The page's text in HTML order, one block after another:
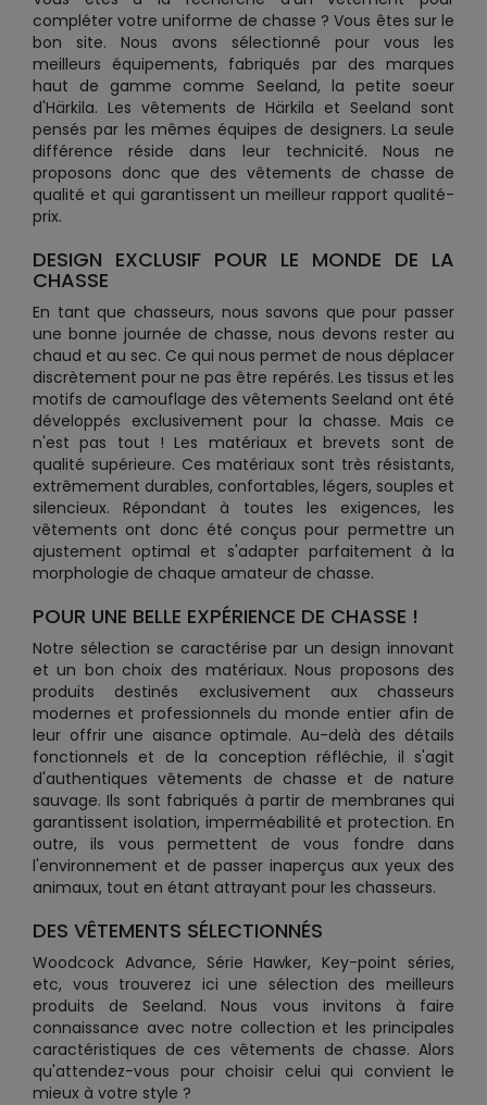
compléter votre uniforme de chasse ? Vous êtes sur le
bon site. Nous avons sélectionné pour vous les
meilleurs équipements, fabriqués par des marques
haut de gamme comme Seeland, la petite soeur
d'Härkila. Les vêtements de Härkila et Seeland sont
pensés par les mêmes équipes de designers. La seule
différence réside dans leur technicité. Nous ne
proposons donc que des vêtements de chasse de
qualité et qui garantissent un meilleur rapport qualité-
prix.
DESIGN EXCLUSIF POUR LE MONDE DE LA
CHASSE
En tant que chasseurs, nous savons que pour passer
une bonne journée de chasse, nous devons rester au
chaud et au sec. Ce qui nous permet de nous déplacer
discrètement pour ne pas être repérés. Les tissus et les
motifs de camouflage des vêtements Seeland ont été
développés exclusivement pour la chasse. Mais ce
n'est pas tout ! Les matériaux et brevets sont de
qualité supérieure. Ces matériaux sont très résistants,
extrêmement durables, confortables, légers, souples et
silencieux. Répondant à toutes les exigences, les
vêtements ont donc été conçus pour permettre un
ajustement optimal et s'adapter parfaitement à la
morphologie de chaque amateur de chasse.
POUR UNE BELLE EXPÉRIENCE DE CHASSE !
Notre sélection se caractérise par un design innovant
et un bon choix des matériaux. Nous proposons des
produits destinés exclusivement aux chasseurs
modernes et professionnels du monde entier afin de
leur offrir une aisance optimale. Au-delà des détails
fonctionnels et de la conception réfléchie, il s'agit
d'authentiques vêtements de chasse et de nature
sauvage. Ils sont fabriqués à partir de membranes qui
garantissent isolation, imperméabilité et protection. En
outre, ils vous permettent de vous fondre dans
l'environnement et de passer inaperçus aux yeux des
animaux, tout en étant attrayant pour les chasseurs.
DES VÊTEMENTS SÉLECTIONNÉS
Woodcock Advance, Série Hawker, Key-point séries,
etc, vous trouverez ici une sélection des meilleurs
produits de Seeland. Nous vous invitons à faire
connaissance avec notre collection et les principales
caractéristiques de ces vêtements de chasse. Alors
qu'attendez-vous pour choisir celui qui convient le
mieux à votre style ?